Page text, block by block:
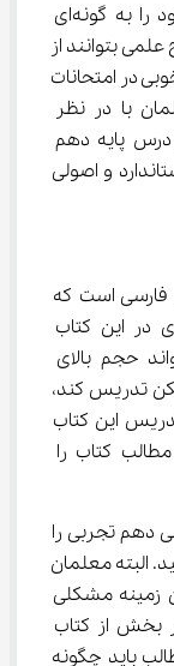
انتخاب روش مناسب تدریس، آموزش خود را به گونه‌ای
هر سطح علمی بتوانند از
در امتحانات
با در نظر
درس پایه دهم
و اصولی
فارسی است که
در این کتاب
حجم بالای
تدریس کند،
این کتاب
کتاب را
دهم تجربی را
بشناسید. البته معلمان
در این زمینه مشکلی
هر بخش از کتاب
و دسته‌بندی مطالب باید چگونه